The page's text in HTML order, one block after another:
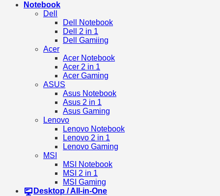
Notebook
Dell
Dell Notebook
Dell 2 in 1
Dell Gamiing
Acer
Acer Notebook
Acer 2 in 1
Acer Gaming
ASUS
Asus Notebook
Asus 2 in 1
Asus Gaming
Lenovo
Lenovo Notebook
Lenovo 2 in 1
Lenovo Gaming
MSI
MSI Notebook
MSI 2 in 1
MSI Gaming
Desktop / All-in-One